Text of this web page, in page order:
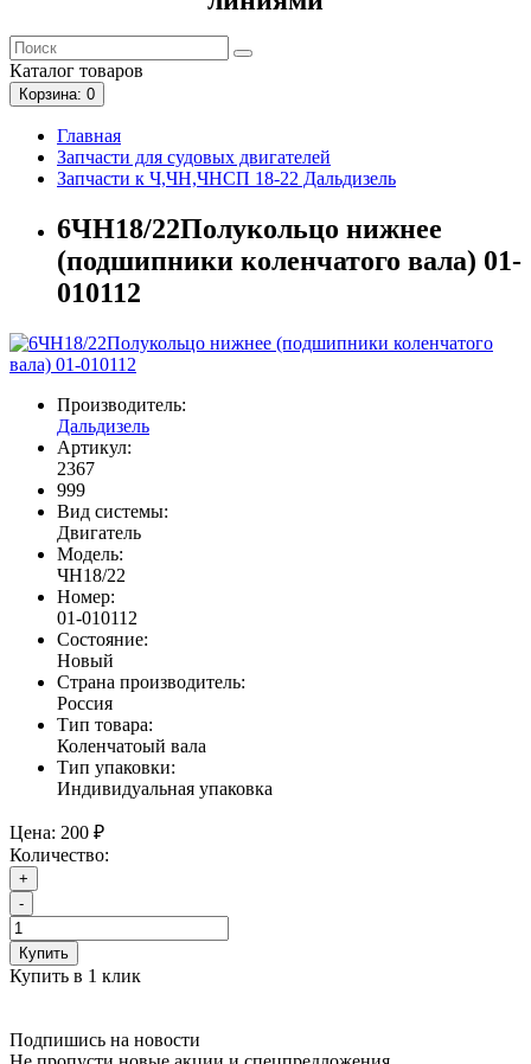
Каталог товаров
Корзина: 0
Главная
Запчасти для судовых двигателей
Запчасти к Ч,ЧН,ЧНСП 18-22 Дальдизель
6ЧН18/22Полукольцо нижнее
(подшипники коленчатого вала) 01-
010112
Производитель:
Дальдизель
Артикул:
2367
999
Вид системы:
Двигатель
Модель:
ЧН18/22
Номер:
01-010112
Состояние:
Новый
Страна производитель:
Россия
Тип товара:
Коленчатоый вала
Тип упаковки:
Индивидуальная упаковка
Цена: 200 ₽
Количество:
+
-
Купить
Купить в 1 клик
Подпишись на новости